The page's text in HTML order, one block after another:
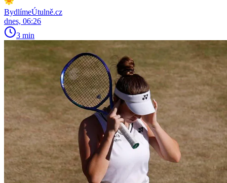
BydlímeÚtulně.cz
dnes, 06:26
3 min